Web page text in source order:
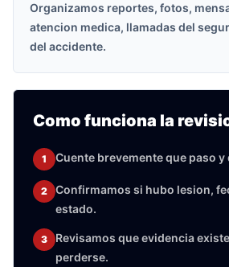
Organizamos reportes, fotos,
atencion medica, llamadas del
del accidente.
Como funciona la
1 Cuente brevemente que paso
2
Confirmamos si hubo lesion,
estado.
3
Revisamos que evidencia
perderse.